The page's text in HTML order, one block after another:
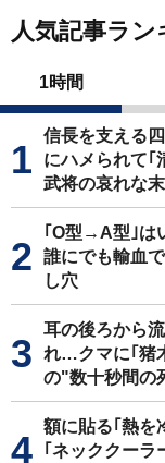
人気記事ラ
1時間
信長を支える
にハメられて｢
武将の哀れな
｢O型→A型｣は
誰にでも輸血
し穴
耳の後ろから
れ…クマに｢猪
の"数十秒間の
額に貼る｢熱を
｢ネッククー